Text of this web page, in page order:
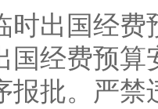
出国经费
国经费预
报批。严